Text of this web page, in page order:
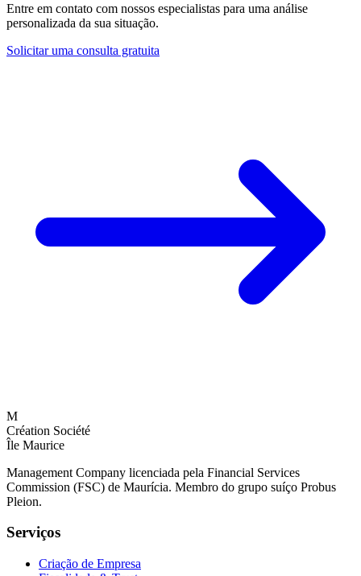
Entre em contato com nossos especialistas para uma análise
personalizada da sua situação.
Solicitar uma consulta gratuita
M
Création Société
Île Maurice
Management Company licenciada pela Financial Services
Commission (FSC) de Maurícia. Membro do grupo suíço Probus
Pleion.
Serviços
Criação de Empresa